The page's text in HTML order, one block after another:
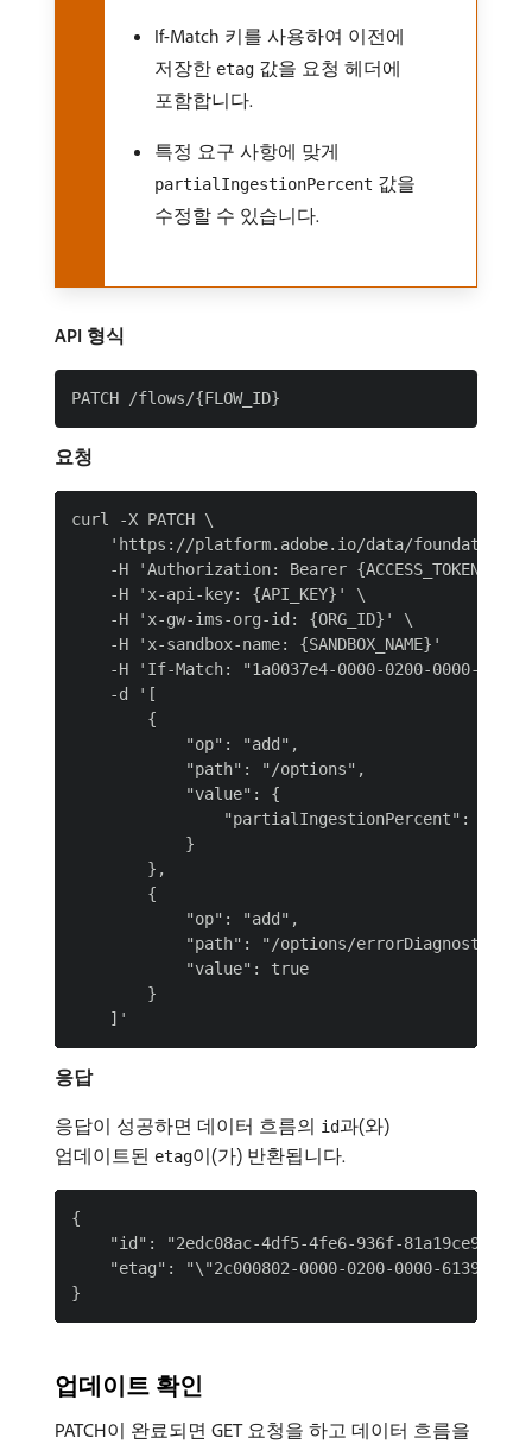
If-Match 키를 사용하여 이전에
저장한 etag 값을 요청 헤더에
포함합니다.
특정 요구 사항에 맞게
partialIngestionPercent 값을
수정할 수 있습니다.
API 형식
요청
curl -X PATCH \
'https://platform.adobe.io/data/foundation/
    -H 'Authorization: Bearer {ACCESS_TOKEN}' \
    -H 'x-api-key: {API_KEY}' \
    -H 'x-gw-ims-org-id: {ORG_ID}' \
    -H 'x-sandbox-name: {SANDBOX_NAME}'
-H 'If-Match: "1a0037e4-0000-0200-0000-
    -d '[
        {
            "op": "add",
            "path": "/options",
            "value": {
                "partialIngestionPercent": "10"
            }
        },
        {
            "op": "add",
"path": "/options/
            "value": true
        }
응답
응답이 성공하면 데이터 흐름의 id과(와)
업데이트된 etag이(가) 반환됩니다.
{
"id": "2edc08ac-4df5-4fe6-936f-
"etag": "\"2c000802-0000-0200-0000-
업데이트 확인
PATCH이 완료되면 GET 요청을 하고 데이터 흐름을